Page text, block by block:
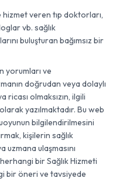
veren tıp doktorları,
vb. sağlık
buluşturan bağımsız bir
yorumları ve
doğrudan veya dolaylı
olmaksızın, ilgili
yazılmaktadır. Bu web
bilgilendirilmesini
kişilerin sağlık
ulaşmasını
herhangi bir Sağlık Hizmeti
bir öneri ve tavsiyede